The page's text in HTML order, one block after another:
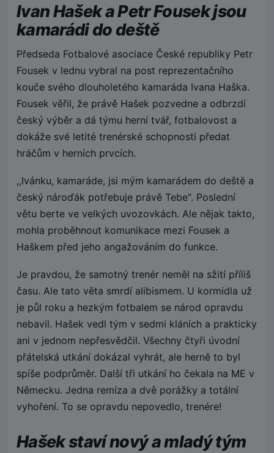
Ivan Hašek a Petr Fousek jsou
kamarádi do deště
Předseda Fotbalové asociace České republiky Petr
Fousek v lednu vybral na post reprezentačního
kouče svého dlouholetého kamaráda Ivana Haška.
Fousek věřil, že právě Hašek pozvedne a odbrzdí
český výběr a dá týmu herní tvář, fotbalovost a
dokáže své letité trenérské schopnosti předat
hráčům v herních prvcích.
,,Ivánku, kamaráde, jsi mým kamarádem do deště a
český nároďák potřebuje právě Tebe". Poslední
větu berte ve velkých uvozovkách. Ale nějak takto,
mohla proběhnout komunikace mezi Fousek a
Haškem před jeho angažováním do funkce.
Je pravdou, že samotný trenér neměl na sžití příliš
času. Ale tato věta smrdí alibismem. U kormidla už
je půl roku a hezkým fotbalem se národ opravdu
nebavil. Hašek vedl tým v sedmi kláních a prakticky
ani v jednom nepřesvědčil. Všechny čtyři úvodní
přátelská utkání dokázal vyhrát, ale herně to byl
spíše podprůměr. Další tři utkání ho čekala na ME v
Německu. Jedna remíza a dvě porážky a totální
vyhoření. To se opravdu nepovedlo, trenére!
Hašek staví nový a mladý tým